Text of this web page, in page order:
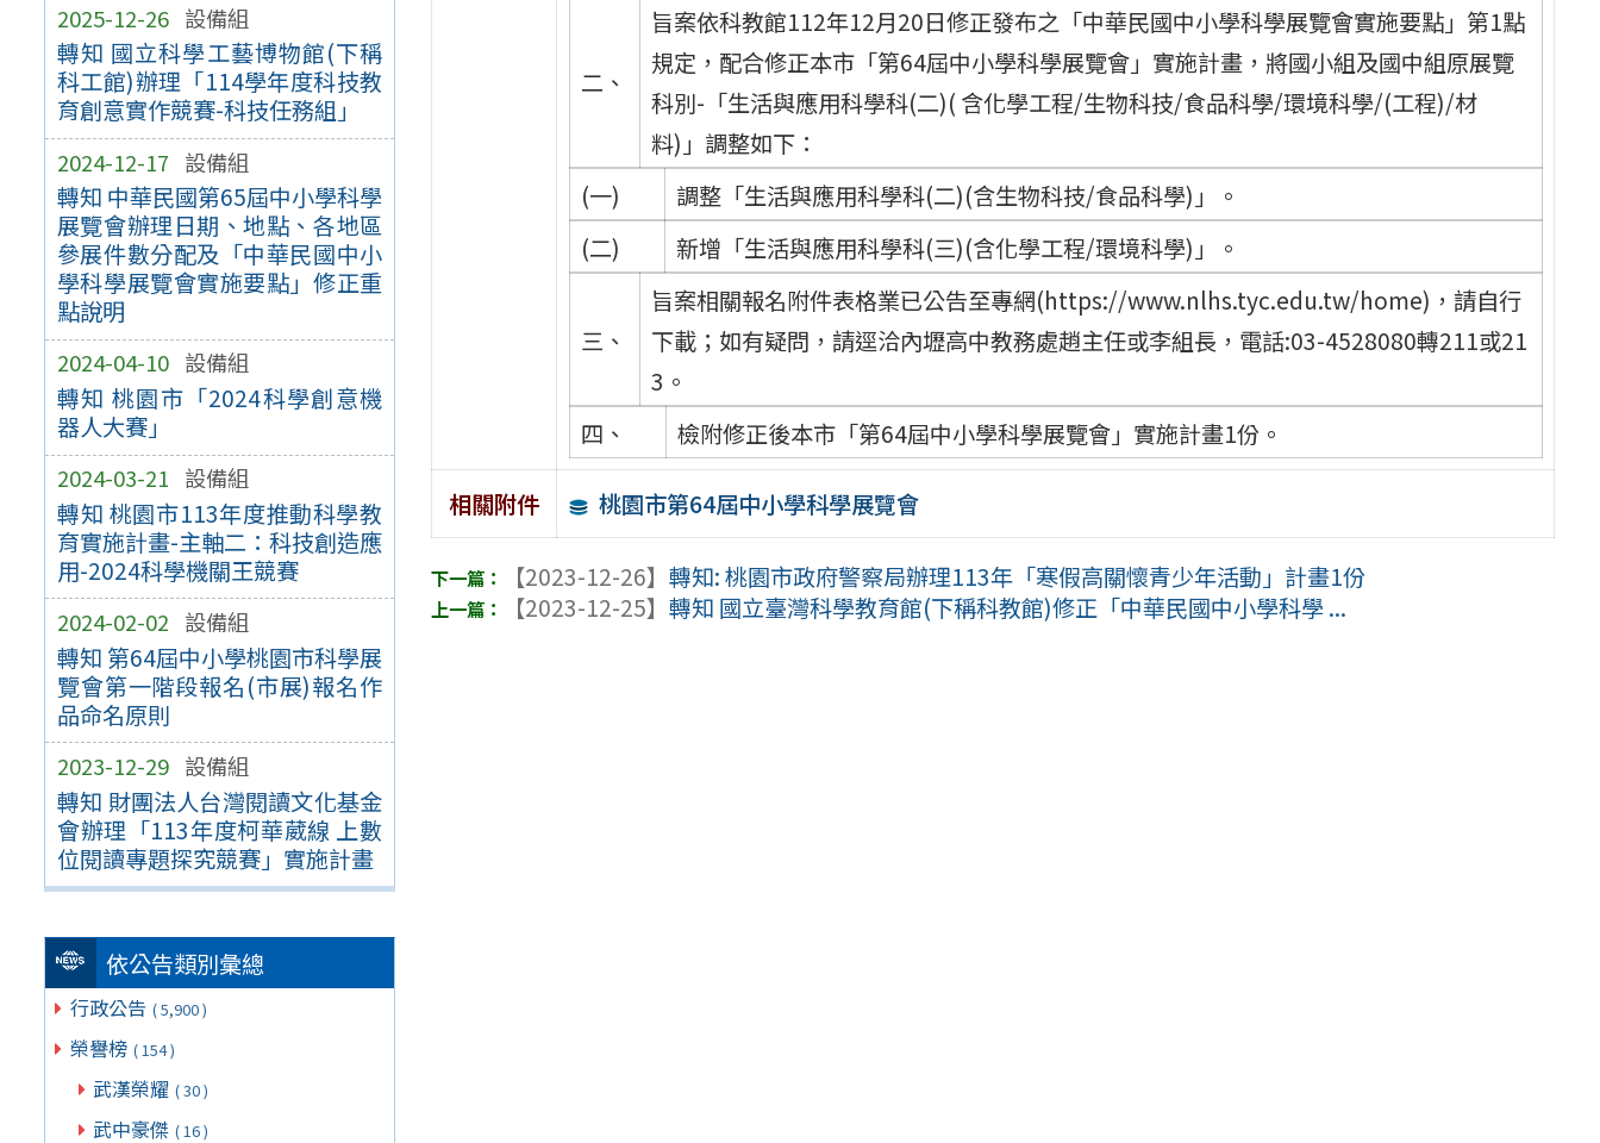
2025-12-26 設備組
轉知 國立科學工藝博物館(下稱
科工館)辦理「114學年度科技教
育創意實作競賽-科技任務組」
2024-12-17 設備組
轉知 中華民國第65屆中小學科學
展覽會辦理日期、地點、各地區
參展件數分配及「中華民國中小
學科學展覽會實施要點」修正重
點說明
2024-04-10 設備組
轉知 桃園市「2024科學創意機
器人大賽」
2024-03-21 設備組
轉知 桃園市113年度推動科學教
育實施計畫-主軸二：科技創造應
用-2024科學機關王競賽
2024-02-02 設備組
轉知 第64屆中小學桃園市科學展
覽會第一階段報名(市展)報名作
品命名原則
2023-12-29 設備組
轉知 財團法人台灣閱讀文化基金
會辦理「113年度柯華葳線 上數
位閱讀專題探究競賽」實施計畫
依公告類別彙總
行政公告 ( 5,900 )
榮譽榜 ( 154 )
武漢榮耀 ( 30 )
武中豪傑 ( 16 )
二、
旨案依科教館112年12月20日修正發布之「中華民國中小學科學展覽會實施要點」第1點
規定，配合修正本市「第64屆中小學科學展覽會」實施計畫，將國小組及國中組原展覽
科別-「生活與應用科學科(二)( 含化學工程/生物科技/食品科學/環境科學/(工程)/材
料)」調整如下：
(一)
調整「生活與應用科學科(二)(含生物科技/食品科學)」。
(二)
新增「生活與應用科學科(三)(含化學工程/環境科學)」。
三、
旨案相關報名附件表格業已公告至專網(https://www.nlhs.tyc.edu.tw/home)，請自行
下載；如有疑問，請逕洽內壢高中教務處趙主任或李組長，電話:03-4528080轉211或21
3。
四、
檢附修正後本市「第64屆中小學科學展覽會」實施計畫1份。
相關附件 桃園市第64屆中小學科學展覽會
【2023-12-26】轉知: 桃園市政府警察局辦理113年「寒假高關懷青少年活動」計畫1份
【2023-12-25】轉知 國立臺灣科學教育館(下稱科教館)修正「中華民國中小學科學 ...